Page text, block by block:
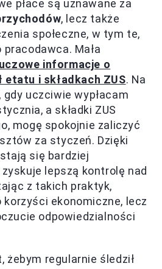
płace są uznawane za
, lecz także
społeczne, w tym te,
Mała
informacje o
etatu i składkach ZUS. Na
gdy uczciwie wypłacam
a składki ZUS
mogę spokojnie zaliczyć
za styczeń. Dzięki
się bardziej
lepszą kontrolę nad
z takich praktyk,
ekonomiczne, lecz
odpowiedzialności
żebym regularnie śledził